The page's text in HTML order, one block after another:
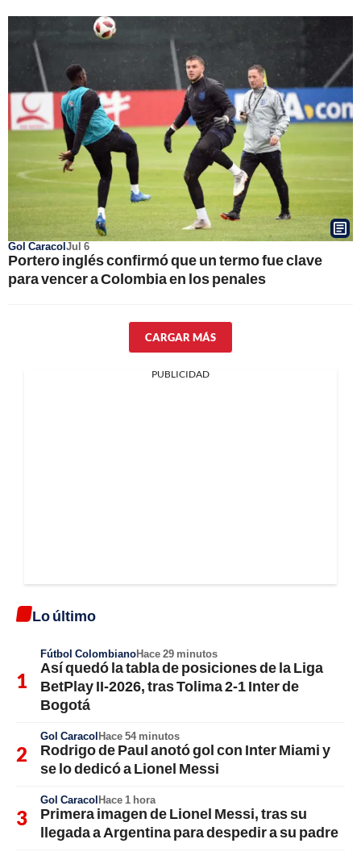
Gol CaracolJul 6
Portero inglés confirmó que un termo fue clave
para vencer a Colombia en los penales
CARGAR MÁS
PUBLICIDAD
Lo último
Fútbol ColombianoHace 29 minutos
Así quedó la tabla de posiciones de la Liga
BetPlay II-2026, tras Tolima 2-1 Inter de
Bogotá
Gol CaracolHace 54 minutos
Rodrigo de Paul anotó gol con Inter Miami y
se lo dedicó a Lionel Messi
Gol CaracolHace 1 hora
Primera imagen de Lionel Messi, tras su
llegada a Argentina para despedir a su padre